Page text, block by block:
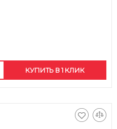
КУПИТЬ В 1 КЛИК